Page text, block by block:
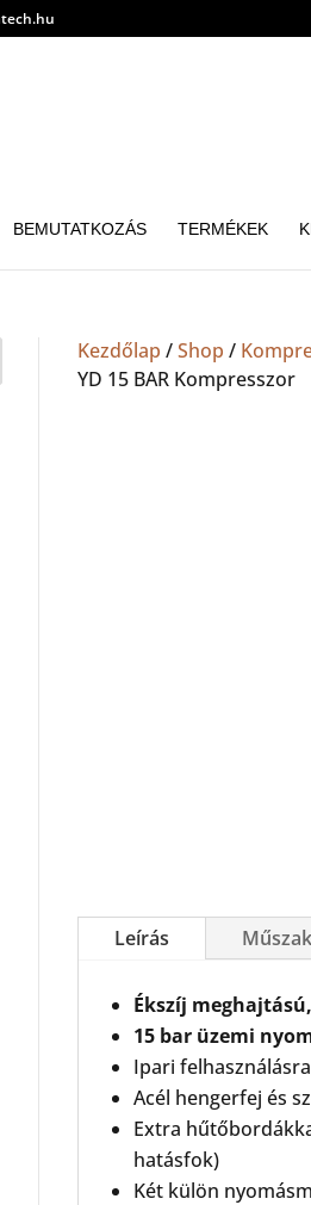
BEMUTATKOZÁS TERMÉKEK
Kezdőlap /Shop /
YD 15 BAR Kompresszor
Leírás
Ékszíj
15 bar üzemi
Ipari
Acél hengerfej és
Extra
hatásfok)
Két külön